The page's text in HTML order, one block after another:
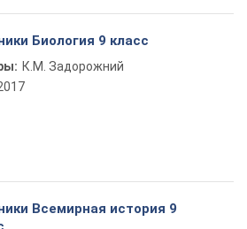
Биология 9 класс
К.М. Задорожний
Всемирная история 9